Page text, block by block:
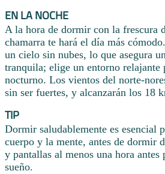
EN LA NOCHE
A la hora de dormir con la frescura
chamarra te hará el día más
un cielo sin nubes, lo que asegura
tranquila; elige un entorno
nocturno. Los vientos del norte-
sin ser fuertes, y alcanzarán los 18
TIP
Dormir saludablemente es esencial
cuerpo y la mente, antes de dormir
y pantallas al menos una hora antes
sueño.